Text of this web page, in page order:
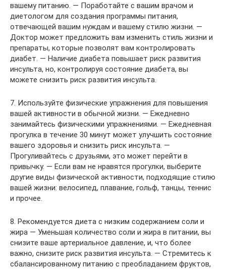
вашему питанию. — Поработайте с вашим врачом и
диетологом для создания программы питания,
отвечающей вашим нуждам и вашему стилю жизни. —
Доктор может предложить вам изменить стиль жизни и
препараты, которые позволят вам контролировать
диабет. — Наличие диабета повышает риск развития
инсульта, но, контролируя состояние диабета, вы
можете снизить риск развития инсульта.
7. Используйте физические упражнения для повышения
вашей активности в обычной жизни. — Ежедневно
занимайтесь физическими упражнениями. — Ежедневная
прогулка в течение 30 минут может улучшить состояние
вашего здоровья и снизить риск инсульта. —
Прогуливайтесь с друзьями, это может перейти в
привычку. — Если вам не нравятся прогулки, выберите
другие виды физической активности, подходящие стилю
вашей жизни: велосипед, плавание, гольф, танцы, теннис
и прочее.
8. Рекомендуется диета с низким содержанием соли и
жира — Уменьшая количество соли и жира в питании, вы
снизите ваше артериальное давление, и, что более
важно, снизите риск развития инсульта. — Стремитесь к
сбалансированному питанию с преобладанием фруктов,